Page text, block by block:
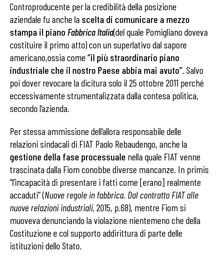
Controproducente per la credibilità della posizione
aziendale fu anche la scelta di comunicare a mezzo
stampa il piano Fabbrica Italia(del quale Pomigliano doveva
costituire il primo atto) con un superlativo dal sapore
americano,ossia come“il più straordinario piano
industriale che il nostro Paese abbia mai avuto”. Salvo
poi dover revocare la dicitura solo il 25 ottobre 2011 perché
eccessivamente strumentalizzata dalla contesa politica,
secondo l’azienda.
Per stessa ammissione dell’allora responsabile delle
relazioni sindacali di FIAT Paolo Rebaudengo, anche la
gestione della fase processuale nella quale FIAT venne
trascinata dalla Fiom conobbe diverse mancanze. In primis
“l’incapacità di presentare i fatti come [erano] realmente
accaduti” (Nuove regole in fabbrica. Dal contratto FIAT alle
nuove relazioni industriali,2015, p.68), mentre Fiom si
muoveva denunciando la violazione nientemeno che della
Costituzione e col supporto addirittura di parte delle
istituzioni dello Stato.